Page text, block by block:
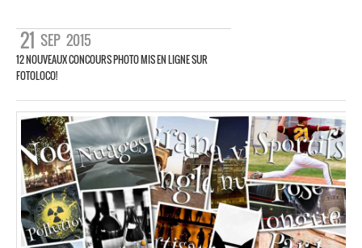
21 SEP 2015
12 NOUVEAUX CONCOURS PHOTO MIS EN LIGNE SUR
FOTOLOCO!